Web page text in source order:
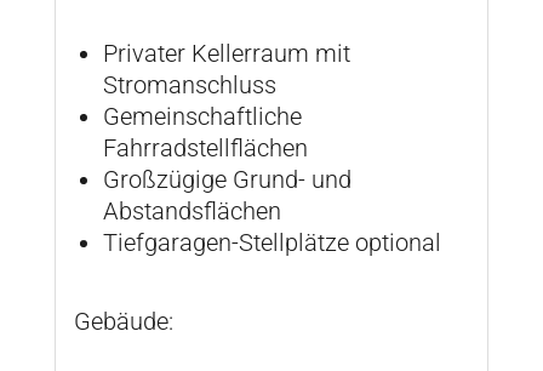
Privater Kellerraum mit
Stromanschluss
Gemeinschaftliche
Fahrradstellflächen
Großzügige Grund- und
Abstandsflächen
Tiefgaragen-Stellplätze optional
Gebäude: